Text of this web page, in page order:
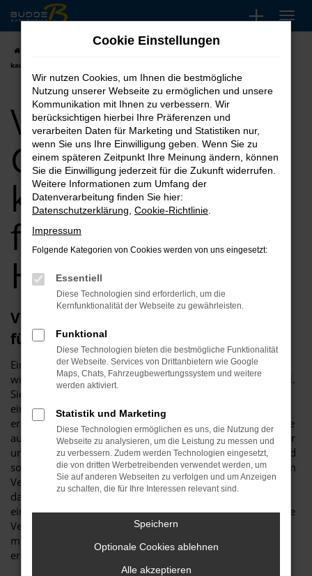
Zum
Hauptinhalt
springen
VW Polo Gebrauchtwagen
kaufen, leasen, finanzieren für Hannover
VW Polo
Gebrauchtwagen
kaufen, leasen,
finanzieren für
Hannover
VW Polo Gebrauchtwagen – unser Tipp
für Hannover
Ein VW Polo Gebrauchtwagen ist vor allem aus
wirtschaftlichen Erwägungen heraus eine erstklassige Wahl.
Sie sparen schlichtweg eine Menge Geld, wenn Sie sich für
ein gebrauchtes Modell entscheiden und sind trotzdem
erstklassig in Hannover unterwegs. Was Budde Automobile
auszeichnet, ist unsere Meisterwerkstatt. Wir verfügen über
umfassende Kapazitäten und diverse Hebebühnen und sind
somit in der Lage, jeden VW Polo Gebrauchtwagen vor dem
Verkauf nach Hannover genau zu überprüfen. Warum wir
das tun? Ganz einfach, um Ihnen einen rundum
einwandfreien Wagen „servieren“ zu können, was selbst die
Verschleißteile einschließt. Ein VW Polo Gebrauchtwagen
muss keineswegs ein Kompromiss sein, sondern ist ein
erstklassiges Fahrzeug in Topzustand.
Cookie Einstellungen
Wir nutzen Cookies, um Ihnen die bestmögliche
Nutzung unserer Webseite zu ermöglichen und unsere
Kommunikation mit Ihnen zu verbessern. Wir
berücksichtigen hierbei Ihre Präferenzen und
verarbeiten Daten für Marketing und Statistiken nur,
wenn Sie uns Ihre Einwilligung geben. Wenn Sie zu
einem späteren Zeitpunkt Ihre Meinung ändern, können
Sie die Einwilligung jederzeit für die Zukunft widerrufen.
Weitere Informationen zum Umfang der
Datenverarbeitung finden Sie hier:
Datenschutzerklärung Cookie-Richtlinie
Impressum
Folgende Kategorien von Cookies werden von uns eingesetzt:
Essentiell
Diese Technologien sind erforderlich, um die
Kernfunktionalität der Webseite zu gewährleisten.
Funktional
Diese Technologien bieten die bestmögliche Funktionalität
der Webseite. Services von Drittanbietern wie Google
Maps, Chats, Fahrzeugbewertungssystem und weitere
werden aktiviert.
Statistik und Marketing
Diese Technologien ermöglichen es uns, die Nutzung der
Webseite zu analysieren, um die Leistung zu messen und
zu verbessern. Zudem werden Technologien eingesetzt,
die von dritten Werbetreibenden verwendet werden, um
Sie auf anderen Webseiten zu verfolgen und um Anzeigen
zu schalten, die für Ihre Interessen relevant sind.
Speichern
Optionale Cookies ablehnen
Alle akzeptieren